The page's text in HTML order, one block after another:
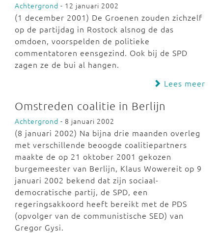
Achtergrond - 12 januari 2002
(1 december 2001) De Groenen zouden zichzelf
op de partijdag in Rostock alsnog de das
omdoen, voorspelden de politieke
commentatoren eensgezind. Ook bij de SPD
zagen ze de bui al hangen.
Lees meer
Omstreden coalitie in Berlijn
Achtergrond - 8 januari 2002
(8 januari 2002) Na bijna drie maanden overleg
met verschillende beoogde coalitiepartners
maakte de op 21 oktober 2001 gekozen
burgemeester van Berlijn, Klaus Wowereit op 9
januari 2002 bekend dat zijn sociaal-
democratische partij, de SPD, een
regeringsakkoord heeft bereikt met de PDS
(opvolger van de communistische SED) van
Gregor Gysi.